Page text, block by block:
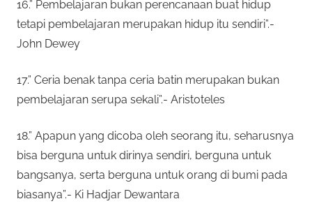
16.” Pembelajaran bukan perencanaan buat hidup
tetapi pembelajaran merupakan hidup itu sendiri”.-
John Dewey
17.” Ceria benak tanpa ceria batin merupakan bukan
pembelajaran serupa sekali”.- Aristoteles
18.” Apapun yang dicoba oleh seorang itu, seharusnya
bisa berguna untuk dirinya sendiri, berguna untuk
bangsanya, serta berguna untuk orang di bumi pada
biasanya”.- Ki Hadjar Dewantara